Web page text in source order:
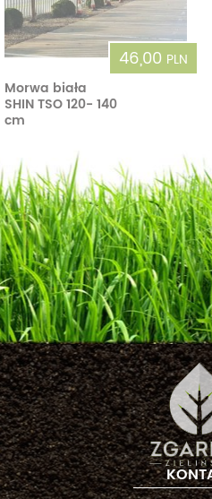
46,00 PLN
Morwa biała
SHIN TSO 120- 140
cm